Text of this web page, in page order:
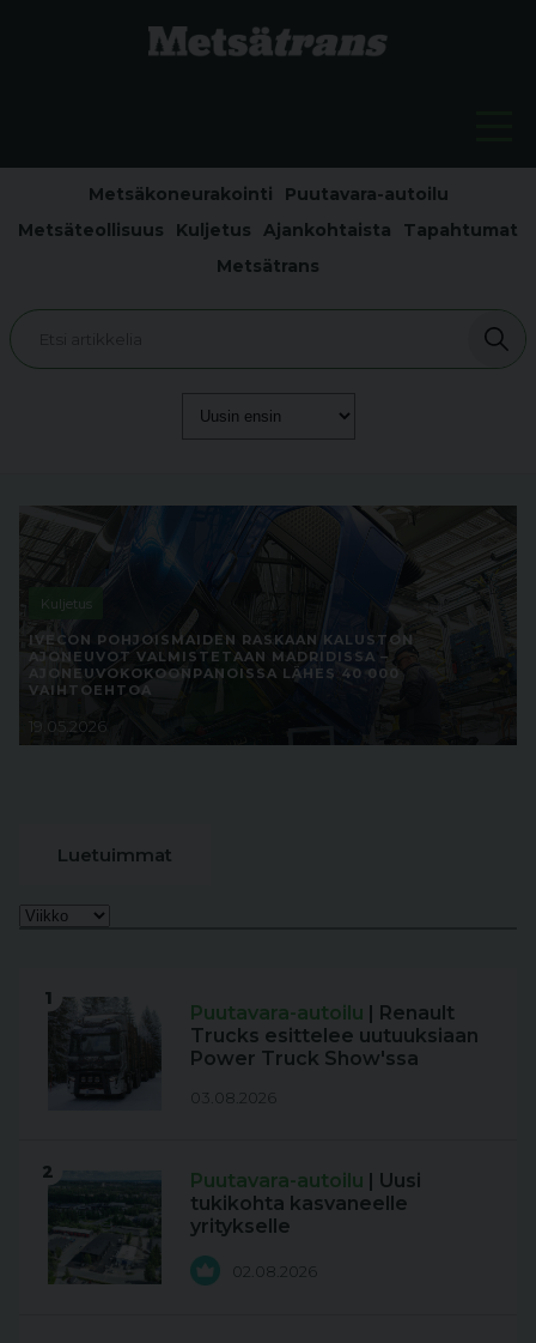
Metsäkoneurakointi
Puutavara-autoilu
Metsäteollisuus
Kuljetus Ajankohtaista
Tapahtumat
Metsätrans
Kuljetus
IVECON POHJOISMAIDEN RASKAAN KALUSTON
AJONEUVOT VALMISTETAAN MADRIDISSA –
AJONEUVOKOKOONPANOISSA LÄHES 40 000
VAIHTOEHTOA
19.05.2026
Luetuimmat
1
Puutavara-autoilu | Renault
Trucks esittelee uutuuksiaan
Power Truck Show'ssa
03.08.2026
2 Puutavara-autoilu | Uusi
tukikohta kasvaneelle
yritykselle
02.08.2026